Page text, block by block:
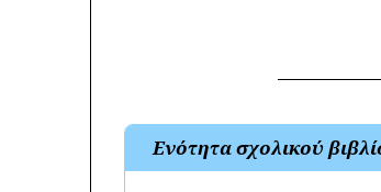
Ενότητα σχολικού